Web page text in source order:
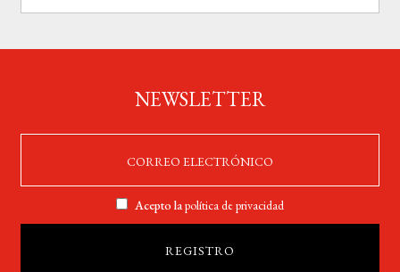
NEWSLETTER
Acepto lapolítica de privacidad